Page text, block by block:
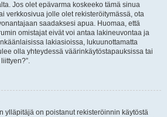
Jos olet epävarma koskeeko tämä sinua
verkkosivua jolle olet rekisteröitymässä, ota
saadaksesi apua. Huomaa, että
omistajat eivät voi antaa lakineuvontaa ja
lakiasioissa, lukuunottamatta
olla yhteydessä väärinkäytöstapauksissa tai
ylläpitäjä on poistanut rekisteröinnin käytöstä